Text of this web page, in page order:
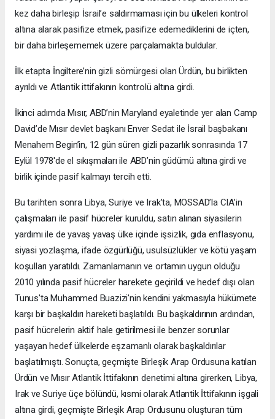
kez daha birleşip İsrail’e saldırmaması için bu ülkeleri kontrol
altına alarak pasifize etmek, pasifize edemediklerini de içten,
bir daha birleşememek üzere parçalamakta buldular.
İlk etapta İngiltere’nin gizli sömürgesi olan Ürdün, bu birlikten
ayrıldı ve Atlantik ittifakının kontrolü altına girdi.
İkinci adımda Mısır, ABD’nin Maryland eyaletinde yer alan Camp
David’de Mısır devlet başkanı Enver Sedat ile İsrail başbakanı
Menahem Begin’in, 12 gün süren gizli pazarlık sonrasında 17
Eylül 1978'de el sıkışmaları ile ABD’nin güdümü altına girdi ve
birlik içinde pasif kalmayı tercih etti.
Bu tarihten sonra Libya, Suriye ve Irak’ta, MOSSAD’la CIA’in
çalışmaları ile pasif hücreler kuruldu, satın alınan siyasilerin
yardımı ile de yavaş yavaş ülke içinde işsizlik, gıda enflasyonu,
siyasi yozlaşma, ifade özgürlüğü, usulsüzlükler ve kötü yaşam
koşulları yaratıldı. Zamanlamanın ve ortamın uygun olduğu
2010 yılında pasif hücreler harekete geçirildi ve hedef dışı olan
Tunus'ta Muhammed Buazizi'nin kendini yakmasıyla hükümete
karşı bir başkaldırı hareketi başlatıldı. Bu başkaldırının ardından,
pasif hücrelerin aktif hale getirilmesi ile benzer sorunlar
yaşayan hedef ülkelerde eşzamanlı olarak başkaldırılar
başlatılmıştı. Sonuçta, geçmişte Birleşik Arap Ordusuna katılan
Ürdün ve Mısır Atlantik İttifakının denetimi altına girerken, Libya,
Irak ve Suriye üçe bölündü, kısmi olarak Atlantik İttifakının işgali
altına girdi, geçmişte Birleşik Arap Ordusunu oluşturan tüm